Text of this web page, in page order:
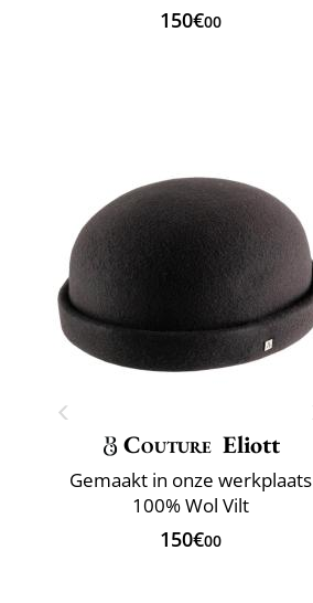
150€00
Couture Eliott
Gemaakt in onze werkplaats
100% Wol Vilt
150€00